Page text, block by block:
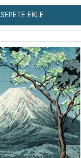
SEPETE EKLE